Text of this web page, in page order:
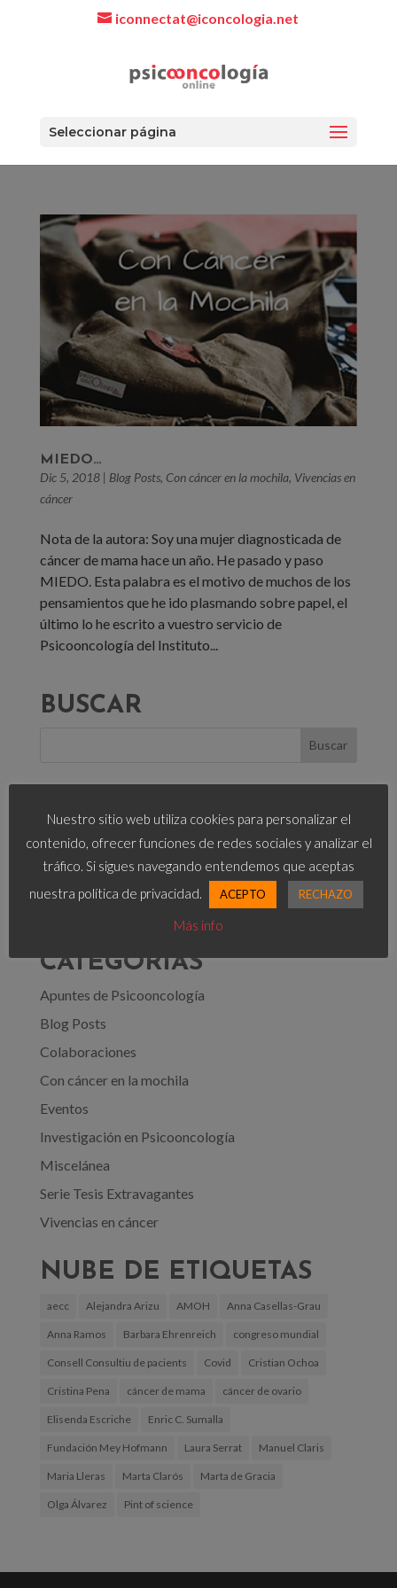
iconnectat@iconcologia.net
Seleccionar página
MIEDO…
Dic 5, 2018| Blog Posts, Con cáncer en la mochila, Vivencias en
cáncer
Nota de la autora: Soy una mujer diagnosticada de
cáncer de mama hace un año. He pasado y paso
MIEDO. Esta palabra es el motivo de muchos de los
pensamientos que he ido plasmando sobre papel, el
último lo he escrito a vuestro servicio de
Psicooncología del Instituto...
BUSCAR
[Testimonio tras un Cáncer de Mama] ¿Podré ser
madre alguna vez?
Nueva publicación de nuestras investigaciones
CATEGORÍAS
Apuntes de Psicooncología
Blog Posts
Colaboraciones
Con cáncer en la mochila
Eventos
Investigación en Psicooncología
Miscelánea
Serie Tesis Extravagantes
Vivencias en cáncer
NUBE DE ETIQUETAS
aecc Alejandra Arizu AMOH Anna Casellas-Grau
Anna Ramos Barbara Ehrenreich congreso mundial
Consell Consultiu de pacients Covid Cristian Ochoa
Cristina Pena cáncer de mama cáncer de ovario
Elisenda Escriche Enric C. Sumalla
Fundación Mey Hofmann Laura Serrat Manuel Claris
Maria Lleras Marta Clarós Marta de Gracia
Olga Álvarez Pint of science
Nuestro sitio web utiliza cookies para personalizar el
contenido, ofrecer funciones de redes sociales y analizar el
tráfico. Si sigues navegando entendemos que aceptas
nuestra política de privacidad.
ACEPTO RECHAZO
Más info